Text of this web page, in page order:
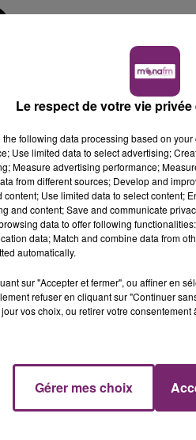
de ce jeudi 6 mars 2025 à
MONA FM
de 12h, sur Mona FM.
Le respect de votre vie
the following data processing based on
Use limited data to select advertising;
Measure advertising performance;
from different sources; Develop and
Use limited data to select content;
and content; Save and communicate
data to offer following
data; Match and combine data from
automatically.
sur "Accepter et fermer", ou affiner en
refuser en cliquant sur "Continuer
vos choix, ou retirer votre
Gérer mes choix